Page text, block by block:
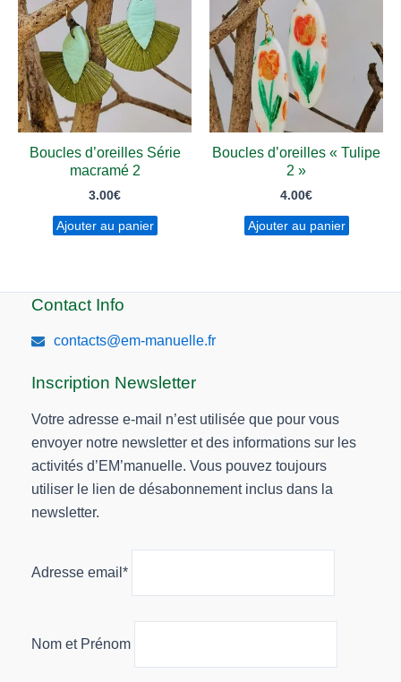
Boucles d’oreilles Série
macramé 2
3.00€
Ajouter au panier
Boucles d’oreilles « Tulipe
2 »
4.00€
Ajouter au panier
Contact Info
contacts@em-manuelle.fr
Inscription Newsletter
Votre adresse e-mail n’est utilisée que pour vous
envoyer notre newsletter et des informations sur les
activités d’EM’manuelle. Vous pouvez toujours
utiliser le lien de désabonnement inclus dans la
newsletter.
Adresse email*
Nom et Prénom